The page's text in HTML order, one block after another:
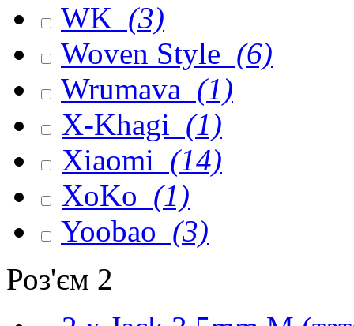
WK (3)
Woven Style (6)
Wrumava (1)
X-Khagi (1)
Xiaomi (14)
XoKo (1)
Yoobao (3)
Роз'єм 2